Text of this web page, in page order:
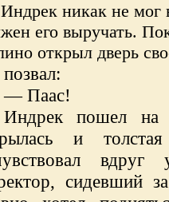
никак не мог
его выручать.
открыл дверь
позвал:
— Паас!
Индрек пошел на
и
вдруг
сидевший